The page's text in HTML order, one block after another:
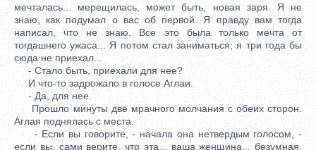
мечталась... мерещилась, может быть, новая заря. Я не
знаю, как подумал о вас об первой. Я правду вам тогда
написал, что не знаю. Все это была только мечта от
тогдашнего ужаса... Я потом стал заниматься; я три года бы
сюда не приехал...
- Стало быть, приехали для нее?
И что-то задрожало в голосе Аглаи.
- Да, для нее.
Прошло минуты две мрачного молчания с обеих сторон.
Аглая поднялась с места.
- Если вы говорите, - начала она нетвердым голосом, -
если вы, сами верите, что эта... ваша женщина... безумная,